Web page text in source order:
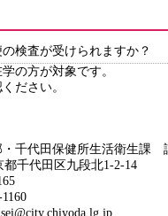
検査が受けられますか？
の方が対象です。
ださい。
・千代田保健所生活衛生課
千代田区九段北1-2-14